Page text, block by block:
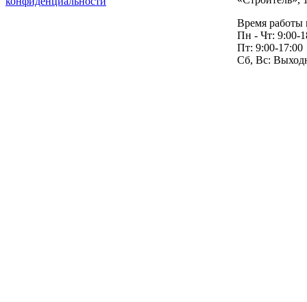
Время работы
Пн - Чт: 9:00-
Пт: 9:00-17:00
Сб, Вс: